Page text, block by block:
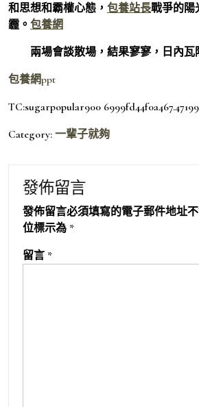
和思想和霸權心態， 包養站長戰爭的陽
霾。 包養網
兩場會談散場，結果寥寥，日內瓦
包養網ppt
TC:sugarpopular900
Category: 一輩子就夠
發佈留言
發佈留言必須填寫的電子郵件地址不
位標示為 *
留言 *